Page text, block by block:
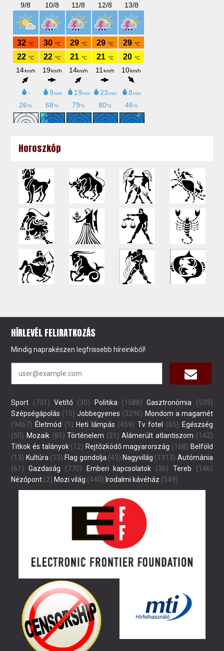
Horoszkóp
HÍRLEVÉL FELIRATKOZÁS
Mindig naprakészen legfrissebb híreinkből!
Sport (731) Vetítő (30) Politika (1588) Gasztronómia (539)
Szépségápolás (15) Jobbegyenes (3296) Mondom a magamét
(9467) Életmód (1) Heti lámpás (459) Tv fotel (65) Egészség
(50) Mozaik (85) Történelem (21) Alámerült atlantiszom (142)
Titkok és talányok(12) Rejtőzködő magyarország (168) Belföld
(13) Kultúra (13) Flag gondolja (43) Nagyvilág (1313) Autómánia
(61)
Gazdaság (770) Emberi kapcsolatok (36) Tereb (146)
Nézőpont (2) Mozi világ (440) Irodalmi kávéház (549)